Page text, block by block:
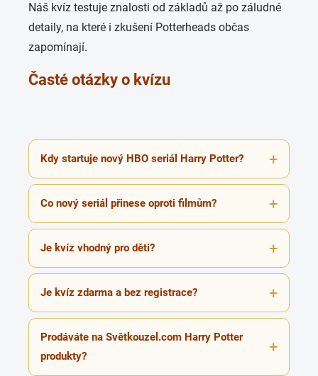
Náš kvíz testuje znalosti od základů až po záludné
detaily, na které i zkušení Potterheads občas
zapomínají.
Časté otázky o kvízu
Kdy startuje nový HBO seriál Harry Potter?
Co nový seriál přinese oproti filmům?
Je kvíz vhodný pro děti?
Je kvíz zdarma a bez registrace?
Prodáváte na Světkouzel.com Harry Potter
produkty?